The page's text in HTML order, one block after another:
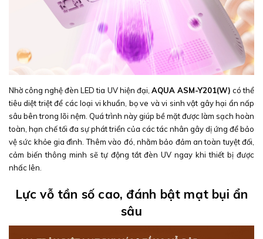
Nhờ công nghệ đèn LED tia UV hiện đại, AQUA ASM-Y201(W) có thể
tiêu diệt triệt để các loại vi khuẩn, bọ ve và vi sinh vật gây hại ẩn nấp
sâu bên trong lõi nệm. Quá trình này giúp bề mặt được làm sạch hoàn
toàn, hạn chế tối đa sự phát triển của các tác nhân gây dị ứng để bảo
vệ sức khỏe gia đình. Thêm vào đó, nhằm bảo đảm an toàn tuyệt đối,
cảm biến thông minh sẽ tự động tắt đèn UV ngay khi thiết bị được
nhấc lên.
Lực vỗ tần số cao, đánh bật mạt bụi ẩn
sâu